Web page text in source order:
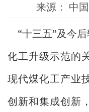
来源： 中
“十三五”及今
化工升级示范的
现代煤化工产业
创新和集成创新